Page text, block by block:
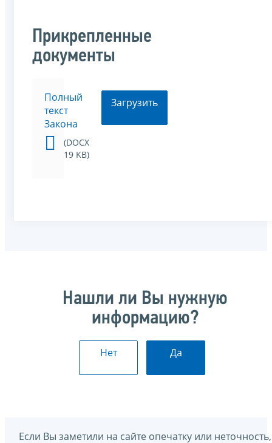
Прикрепленные
документы
Полный
текст
Закона
(DOCX
19 KB)
Загрузить
Нашли ли Вы нужную
информацию?
Нет Да
Если Вы заметили на сайте опечатку или неточность,